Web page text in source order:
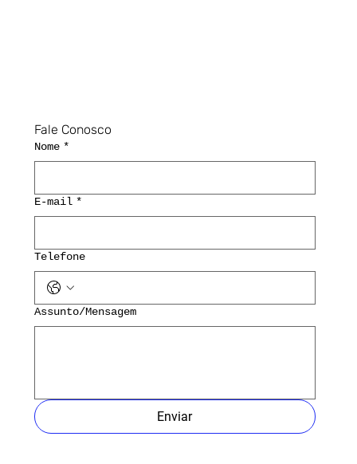
Fale Conosco
Nome *
E-mail *
Telefone
Assunto/Mensagem
Enviar